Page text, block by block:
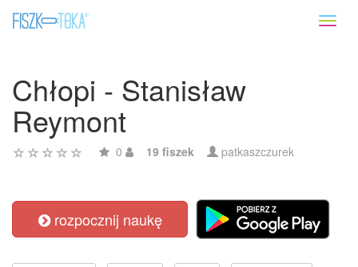
Chłopi - Stanisław
Reymont
0 19 fiszek patkaszczurek
rozpocznij naukę